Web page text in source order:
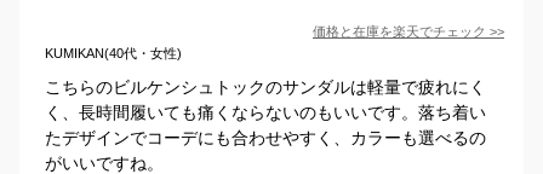
価格と在庫を楽天でチェック >>
KUMIKAN(40代・女性)
こちらのビルケンシュトックのサンダルは軽量で疲れにく
く、長時間履いても痛くならないのもいいです。落ち着い
たデザインでコーデにも合わせやすく、カラーも選べるの
がいいですね。